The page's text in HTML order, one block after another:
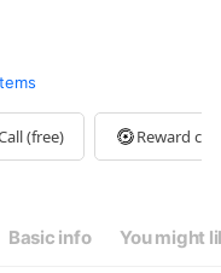
(free) Reward
Basic info You might